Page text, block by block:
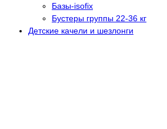
Базы-isofix
Бустеры группы 22-36 кг
Детские качели и шезлонги